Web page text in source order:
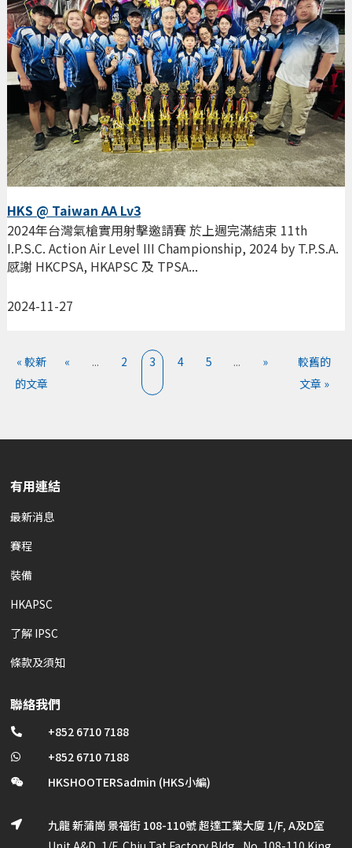
HKS @ Taiwan AA Lv3
2024-11-27
2024年台灣氣槍實用射擊邀請賽 於上週完滿結束 11th
I.P.S.C. Action Air Level III Championship, 2024 by T.P.S.A.
感謝 HKCPSA, HKAPSC 及 TPSA...
« 較新
的文章
« ... 2 3 4 5 ... »
較舊的
文章 »
有用連結
最新消息
賽程
裝備
HKAPSC
了解 IPSC
條款及須知
聯絡我們
 +852 6710 7188
 +852 6710 7188
 HKSHOOTERSadmin (HKS小編)

九龍 新蒲崗 景福街 108-110號 超達工業大廈 1/F, A及D室